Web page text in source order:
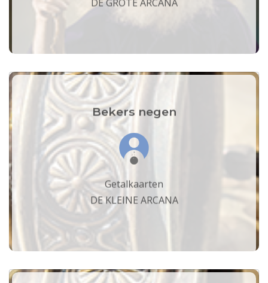
DE GROTE ARCANA
Bekers negen
Getalkaarten
DE KLEINE ARCANA